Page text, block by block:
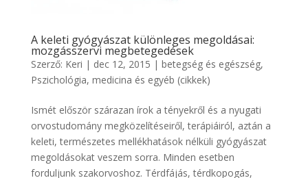
A keleti gyógyászat különleges megoldásai:
mozgásszervi megbetegedések
Szerző: Keri | dec 12, 2015 | betegség és egészség,
Pszichológia, medicina és egyéb (cikkek)
Ismét először szárazan írok a tényekről és a nyugati
orvostudomány megközelítéseiről, terápiáiról, aztán a
keleti, természetes mellékhatások nélküli gyógyászat
megoldásokat veszem sorra. Minden esetben
forduljunk szakorvoshoz. Térdfájás, térdkopogás,